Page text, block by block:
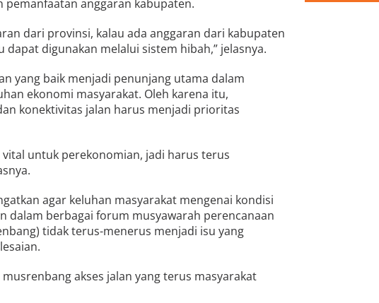
pemanfaatan anggaran kabupaten.
dari provinsi, kalau ada anggaran dari kabupaten
dapat digunakan melalui sistem hibah,” jelasnya.
yang baik menjadi penunjang utama dalam
ekonomi masyarakat. Oleh karena itu,
konektivitas jalan harus menjadi prioritas
vital untuk perekonomian, jadi harus terus
agar keluhan masyarakat mengenai kondisi
dalam berbagai forum musyawarah perencanaan
tidak terus-menerus menjadi isu yang
musrenbang akses jalan yang terus masyarakat